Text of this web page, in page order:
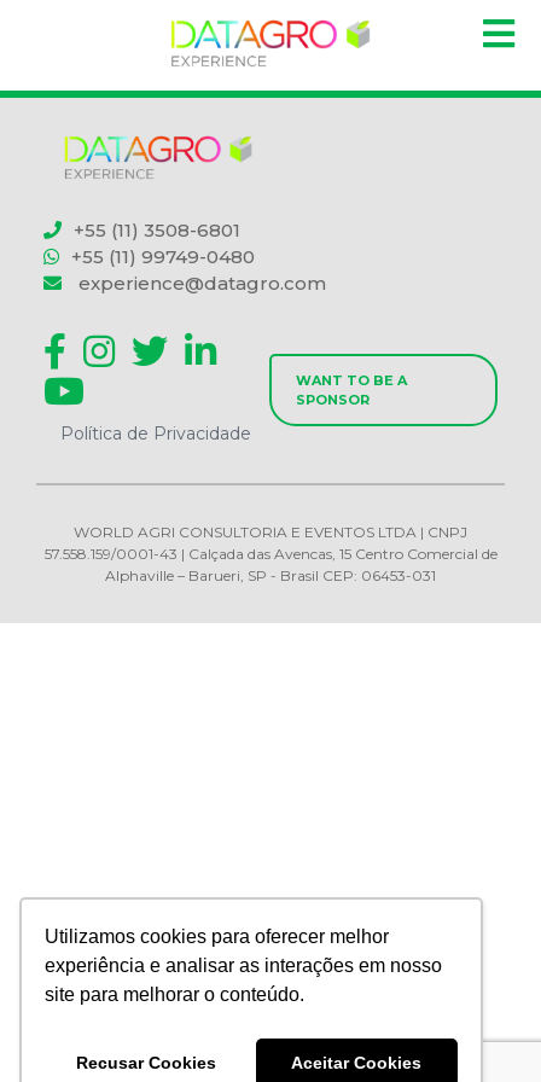
Utilizamos cookies para oferecer melhor
experiência e analisar as interações em nosso
site para melhorar o conteúdo.
Recusar Cookies Aceitar Cookies
+55 (11) 3508-6801
+55 (11) 99749-0480
experience@datagro.com
Política de Privacidade
WANT TO BE A
SPONSOR
WORLD AGRI CONSULTORIA E EVENTOS LTDA | CNPJ
57.558.159/0001-43 | Calçada das Avencas, 15 Centro Comercial de
Alphaville – Barueri, SP - Brasil CEP: 06453-031